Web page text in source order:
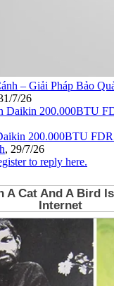
– Giải Pháp Bảo
7/26
200.000BTU
, 29/7/26
to reply here.